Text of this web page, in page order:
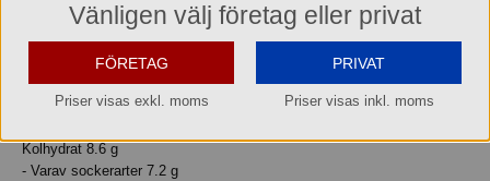
Näringsvärden:
Energi 1150 kJ
Energi 280 kcal
Fett 25 g
Kolhydrat 8.6 g
- Varav sockerarter 7.2 g
Vänligen välj företag eller privat
FÖRETAG
Priser visas exkl. moms
PRIVAT
Priser visas inkl. moms